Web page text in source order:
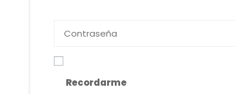
Recordarme